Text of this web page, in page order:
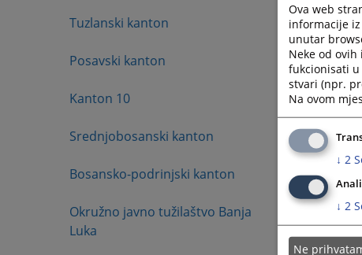
Tuzlanski kanton
Posavski kanton
Kanton 10
Srednjobosanski kanton
Bosansko-podrinjski kanton
Okružno javno tužilaštvo Banja
Luka
Ova web
informacije
unutar
Neke od
fukcionisati
stvari (npr.
Na ovom
↓ 2
↓ 2
Ne